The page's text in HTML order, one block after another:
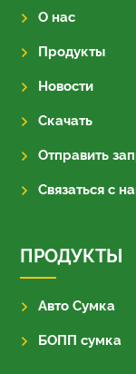
О нас
Продукты
Новости
Скачать
Отправить
Связаться с
ПРОДУКТЫ
Авто Сумка
БОПП сумка